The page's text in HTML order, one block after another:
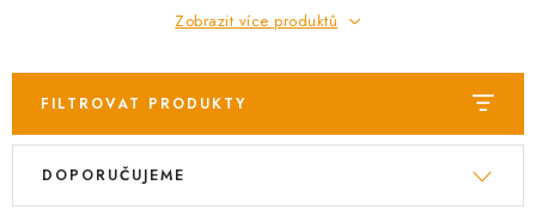
Zobrazit více produktů
FILTROVAT PRODUKTY
V
Ř
DOPORUČUJEME